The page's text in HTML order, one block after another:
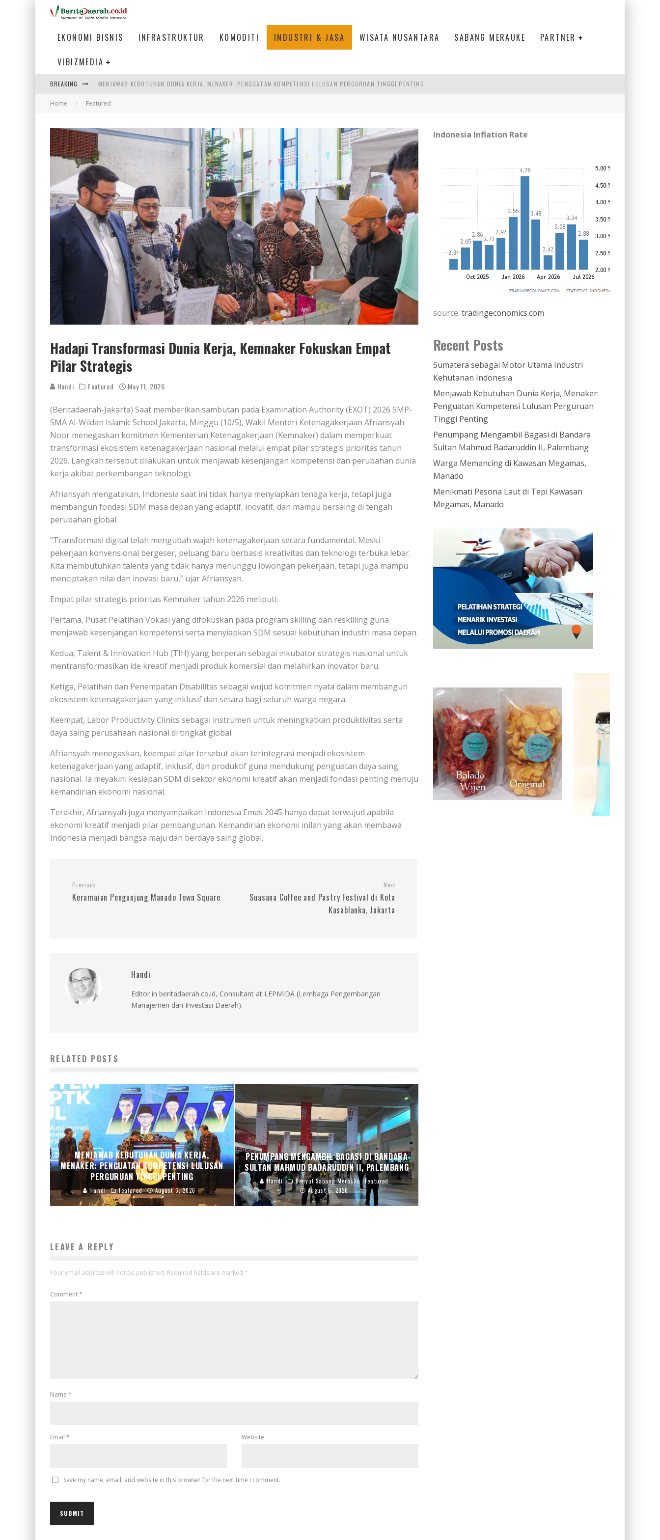
EKONOMI BISNIS INFRASTRUKTUR KOMODITI INDUSTRI & JASA WISATA NUSANTARA SABANG MERAUKE PARTNER
VIBIZMEDIA
BREAKING
MENJAWAB KEBUTUHAN DUNIA KERJA, MENAKER: PENGUATAN KOMPETENSI LULUSAN PERGURUAN TINGGI PENTING
PENUMPANG MENGAMBIL BAGASI DI BANDARA SULTAN MAHMUD BADARUDDIN II, PALEMBANG
WARGA MEMANCING DI KAWASAN MEGAMAS, MANADO
Home Featured
Hadapi Transformasi Dunia Kerja, Kemnaker Fokuskan Empat
Pilar Strategis
Handi Featured May 11, 2026
(Beritadaerah-Jakarta) Saat memberikan sambutan pada Examination Authority (EXOT) 2026 SMP-
SMA Al-Wildan Islamic School Jakarta, Minggu (10/5), Wakil Menteri Ketenagakerjaan Afriansyah
Noor menegaskan komitmen Kementerian Ketenagakerjaan (Kemnaker) dalam memperkuat
transformasi ekosistem ketenagakerjaan nasional melalui empat pilar strategis prioritas tahun
2026. Langkah tersebut dilakukan untuk menjawab kesenjangan kompetensi dan perubahan dunia
kerja akibat perkembangan teknologi.
Afriansyah mengatakan, Indonesia saat ini tidak hanya menyiapkan tenaga kerja, tetapi juga
membangun fondasi SDM masa depan yang adaptif, inovatif, dan mampu bersaing di tengah
perubahan global.
“Transformasi digital telah mengubah wajah ketenagakerjaan secara fundamental. Meski
pekerjaan konvensional bergeser, peluang baru berbasis kreativitas dan teknologi terbuka lebar.
Kita membutuhkan talenta yang tidak hanya menunggu lowongan pekerjaan, tetapi juga mampu
menciptakan nilai dan inovasi baru,” ujar Afriansyah.
Empat pilar strategis prioritas Kemnaker tahun 2026 meliputi:
Pertama, Pusat Pelatihan Vokasi yang difokuskan pada program skilling dan reskilling guna
menjawab kesenjangan kompetensi serta menyiapkan SDM sesuai kebutuhan industri masa depan.
Kedua, Talent & Innovation Hub (TIH) yang berperan sebagai inkubator strategis nasional untuk
mentransformasikan ide kreatif menjadi produk komersial dan melahirkan inovator baru.
Ketiga, Pelatihan dan Penempatan Disabilitas sebagai wujud komitmen nyata dalam membangun
ekosistem ketenagakerjaan yang inklusif dan setara bagi seluruh warga negara.
Keempat, Labor Productivity Clinics sebagai instrumen untuk meningkatkan produktivitas serta
daya saing perusahaan nasional di tingkat global.
Afriansyah menegaskan, keempat pilar tersebut akan terintegrasi menjadi ekosistem
ketenagakerjaan yang adaptif, inklusif, dan produktif guna mendukung penguatan daya saing
nasional. Ia meyakini kesiapan SDM di sektor ekonomi kreatif akan menjadi fondasi penting menuju
kemandirian ekonomi nasional.
Terakhir, Afriansyah juga menyampaikan Indonesia Emas 2045 hanya dapat terwujud apabila
ekonomi kreatif menjadi pilar pembangunan. Kemandirian ekonomi inilah yang akan membawa
Indonesia menjadi bangsa maju dan berdaya saing global.
Previous
Keramaian Pengunjung Manado Town Square
Next
Suasana Coffee and Pastry Festival di Kota
Kasablanka, Jakarta
Handi
Editor in beritadaerah.co.id, Consultant at LEPMIDA (Lembaga Pengembangan
Manajemen dan Investasi Daerah).
RELATED POSTS
MENJAWAB KEBUTUHAN DUNIA KERJA,
MENAKER: PENGUATAN KOMPETENSI LULUSAN
PERGURUAN TINGGI PENTING
Handi Featured August 6, 2026
PENUMPANG MENGAMBIL BAGASI DI BANDARA
SULTAN MAHMUD BADARUDDIN II, PALEMBANG
Handi Denyut Sabang Merauke
Featured
August 6, 2026
LEAVE A REPLY
Your email address will not be published. Required fields are marked *
Comment*
Name *
Email * Website
Save my name, email, and website in this browser for the next time I comment.
Indonesia Inflation Rate
source: tradingeconomics.com
Recent Posts
Sumatera sebagai Motor Utama Industri
Kehutanan Indonesia
Menjawab Kebutuhan Dunia Kerja, Menaker:
Penguatan Kompetensi Lulusan Perguruan
Tinggi Penting
Penumpang Mengambil Bagasi di Bandara
Sultan Mahmud Badaruddin II, Palembang
Warga Memancing di Kawasan Megamas,
Manado
Menikmati Pesona Laut di Tepi Kawasan
Megamas, Manado